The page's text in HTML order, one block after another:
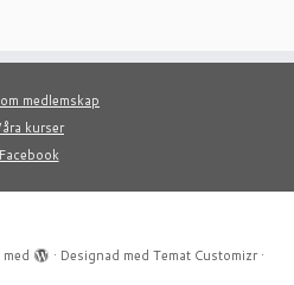
medlemskap
kurser
Facebook
med · Designad med Temat Customizr·